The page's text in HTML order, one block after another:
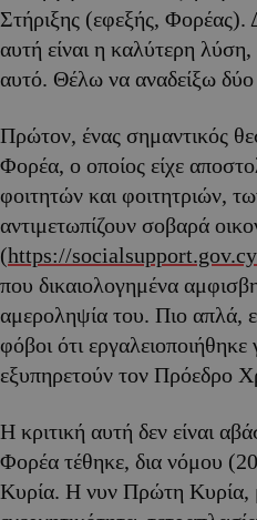
Στήριξης (εφεξής, Φορέας).
αυτή είναι η καλύτερη
αυτό. Θέλω να αναδείξω δύο
Πρώτον, ένας σημαντικός
Φορέα, ο οποίος είχε
φοιτητών και φοιτητριών,
αντιμετωπίζουν σοβαρά
(https://
που δικαιολογημένα
αμεροληψία του. Πιο απλά,
φόβοι ότι
εξυπηρετούν τον Πρόεδρο
Η κριτική αυτή δεν είναι
Φορέα τέθηκε, δια νόμου
Κυρία. Η νυν Πρώτη Κυρία,